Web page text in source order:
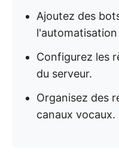
Ajoutez des
Configurez les
du serveur.
Organisez des
canaux vocaux.